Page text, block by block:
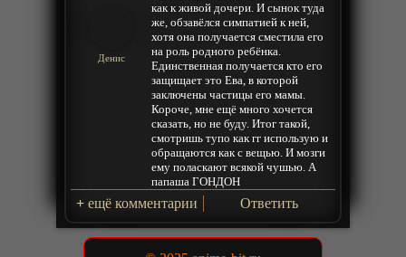
Денис
как к живой дочери. И сынок туда
же, обзавёлся симпатией к ней,
хотя она получается сместила его
на роль родного ребёнка.
Единственная получается кто его
защищает это Ева, в которой
заключены частицы его мамы.
Короче, мне ещё много хочется
сказать, но не буду. Итог такой,
смотришь тупо как гг использую и
обращаются как с вещью. И мозги
ему поласкают всякой чушью. А
папаша ГОНДОН
+ ещё комментарии Ответить